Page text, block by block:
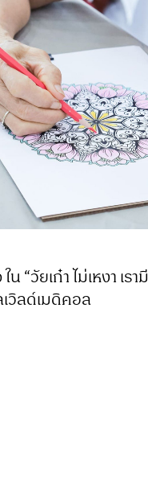
“วัยเก๋า ไม่เหงา เรามี
วิลด์เมดิคอล